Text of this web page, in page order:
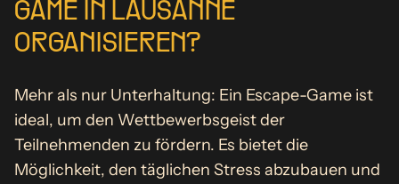
GAME IN LAUSANNE
ORGANISIEREN?
Mehr als nur Unterhaltung: Ein Escape-Game ist
ideal, um den Wettbewerbsgeist der
Teilnehmenden zu fördern. Es bietet die
Möglichkeit, den täglichen Stress abzubauen und